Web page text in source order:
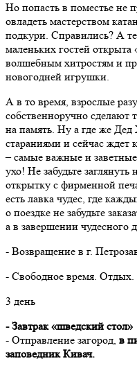
Но попасть в поместье не
овладеть мастерством
подкури. Справились? А
маленьких гостей
волшебным хитростям и
новогодней игрушки.
А в то время, взрослые
собственноручно сделают
на память. Ну а где же
стараниями и сейчас ждет
– самые важные и
ухо! Не забудьте
открытку с фирменной
есть лавка чудес, где
о поездке не забудьте
а в завершении чудесного
- Возвращение в г.
- Свободное время. Отдых.
3 день
- Завтрак «шведский стол»
- Отправление загород, в
заповедник Кивач.